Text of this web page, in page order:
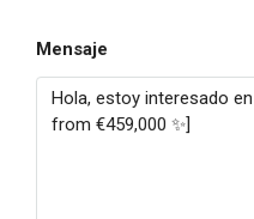
Mensaje